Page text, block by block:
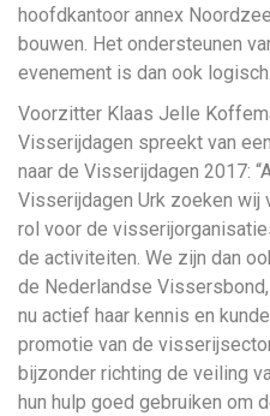
hoofdkantoor annex
bouwen. Het ondersteunen
evenement is dan ook
Voorzitter Klaas Jelle
Visserijdagen spreekt van
naar de Visserijdagen 2017:
Visserijdagen Urk zoeken wij
rol voor de
de activiteiten. We zijn dan
de Nederlandse
nu actief haar kennis en
promotie van de
bijzonder richting de veiling
hun hulp goed gebruiken om